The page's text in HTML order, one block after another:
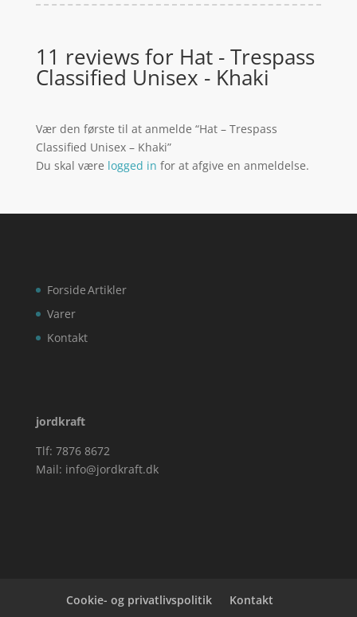
11 reviews for Hat - Trespass
Classified Unisex - Khaki
Vær den første til at anmelde “Hat – Trespass
Classified Unisex – Khaki”
Du skal være logged in for at afgive en anmeldelse.
Forside
Varer
Kontakt
Artikler
jordkraft
Tlf: 7876 8672
Mail: info@jordkraft.dk
Cookie- og privatlivspolitik Kontakt